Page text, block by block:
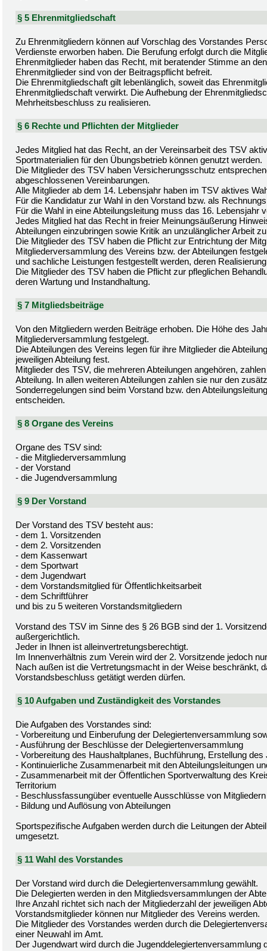
§ 5 Ehrenmitgliedschaft
Zu Ehrenmitgliedern können auf Vorschlag des Vorstandes
Verdienste erworben haben. Die Berufung erfolgt durch die
Ehrenmitglieder haben das Recht, mit beratender Stimme an
Ehrenmitglieder sind von der Beitragspflicht befreit.
Die Ehrenmitgliedschaft gilt lebenlänglich, soweit das
Ehrenmitgliedschaft verwirkt. Die Aufhebung der
Mehrheitsbeschluss zu realisieren.
§ 6 Rechte und Pflichten der Mitglieder
Jedes Mitglied hat das Recht, an der Vereinsarbeit des TSV
Sportmaterialien für den Übungsbetrieb können genutzt werden.
Die Mitglieder des TSV haben Versicherungsschutz
abgeschlossenen Vereinbarungen.
Alle Mitglieder ab dem 14. Lebensjahr haben im TSV aktives
Für die Kandidatur zur Wahl in den Vorstand bzw. als
Für die Wahl in eine Abteilungsleitung muss das 16. Lebensjahr
Jedes Mitglied hat das Recht in freier Meinungsäußerung
Abteilungen einzubringen sowie Kritik an unzulänglicher Arbeit
Die Mitglieder des TSV haben die Pflicht zur Entrichtung der
Mitgliederversammlung des Vereins bzw. der Abteilungen
und sachliche Leistungen festgestellt werden, deren
Die Mitglieder des TSV haben die Pflicht zur pfleglichen
deren Wartung und Instandhaltung.
§ 7 Mitgliedsbeiträge
Von den Mitgliedern werden Beiträge erhoben. Die Höhe des
Mitgliederversammlung festgelegt.
Die Abteilungen des Vereins legen für ihre Mitglieder die
jeweiligen Abteilung fest.
Mitglieder des TSV, die mehreren Abteilungen angehören,
Abteilung. In allen weiteren Abteilungen zahlen sie nur den
Sonderregelungen sind beim Vorstand bzw. den
entscheiden.
§ 8 Organe des Vereins
Organe des TSV sind:
- die Mitgliederversammlung
- der Vorstand
- die Jugendversammlung
§ 9 Der Vorstand
Der Vorstand des TSV besteht aus:
- dem 1. Vorsitzenden
- dem 2. Vorsitzenden
- dem Kassenwart
- dem Sportwart
- dem Jugendwart
- dem Vorstandsmitglied für Öffentlichkeitsarbeit
- dem Schriftführer
und bis zu 5 weiteren Vorstandsmitgliedern
Vorstand des TSV im Sinne des § 26 BGB sind der 1.
außergerichtlich.
Jeder in Ihnen ist alleinvertretungsberechtigt.
Im Innenverhältnis zum Verein wird der 2. Vorsitzende jedoch
Nach außen ist die Vertretungsmacht in der Weise beschränkt,
Vorstandsbeschluss getätigt werden dürfen.
§ 10 Aufgaben und Zuständigkeit des Vorstandes
Die Aufgaben des Vorstandes sind:
- Vorbereitung und Einberufung der Delegiertenversammlung
- Ausführung der Beschlüsse der Delegiertenversammlung
- Vorbereitung des Haushaltplanes, Buchführung, Erstellung
- Kontinuierliche Zusammenarbeit mit den Abteilungsleitungen
- Zusammenarbeit mit der Öffentlichen Sportverwaltung des
Territorium
- Beschlussfassungüber eventuelle Ausschlüsse von Mitgliedern
- Bildung und Auflösung von Abteilungen
Sportspezifische Aufgaben werden durch die Leitungen der
umgesetzt.
§ 11 Wahl des Vorstandes
Der Vorstand wird durch die Delegiertenversammlung gewählt.
Die Delegierten werden in den Mitgliedsversammlungen der
Ihre Anzahl richtet sich nach der Mitgliederzahl der jeweiligen
Vorstandsmitglieder können nur Mitglieder des Vereins werden.
Die Mitglieder des Vorstandes werden durch die
einer Neuwahl im Amt.
Der Jugendwart wird durch die